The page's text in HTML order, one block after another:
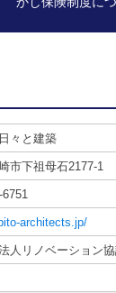
々と建築
市下祖母石2177-1
6751
architects.jp/
人リノベーション